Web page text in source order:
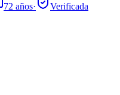
72 años·
Verificada